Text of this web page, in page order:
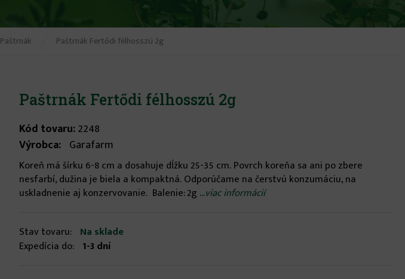
Paštrnák Paštrnák Fertődi félhosszú 2g
Paštrnák Fertődi félhosszú 2g
Kód tovaru:2248
Výrobca: Garafarm
Koreň má šírku 6-8 cm a dosahuje dĺžku 25-35 cm. Povrch koreňa sa ani po zbere
nesfarbí, dužina je biela a kompaktná. Odporúčame na čerstvú konzumáciu, na
uskladnenie aj konzervovanie. Balenie: 2g ...viac informácií
Stav tovaru: Na sklade
Expedícia do: 1-3 dní